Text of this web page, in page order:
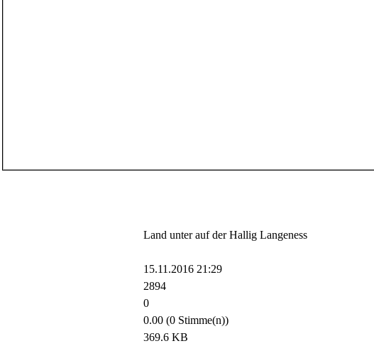
Land unter auf der Hallig Langeness
15.11.2016 21:29
2894
0
0.00 (0 Stimme(n))
369.6 KB